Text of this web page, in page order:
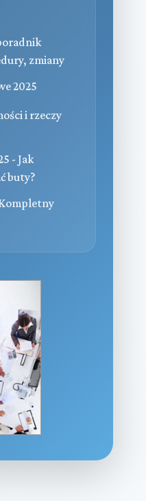
zmiany
2025
i rzeczy
- Jak
buty?